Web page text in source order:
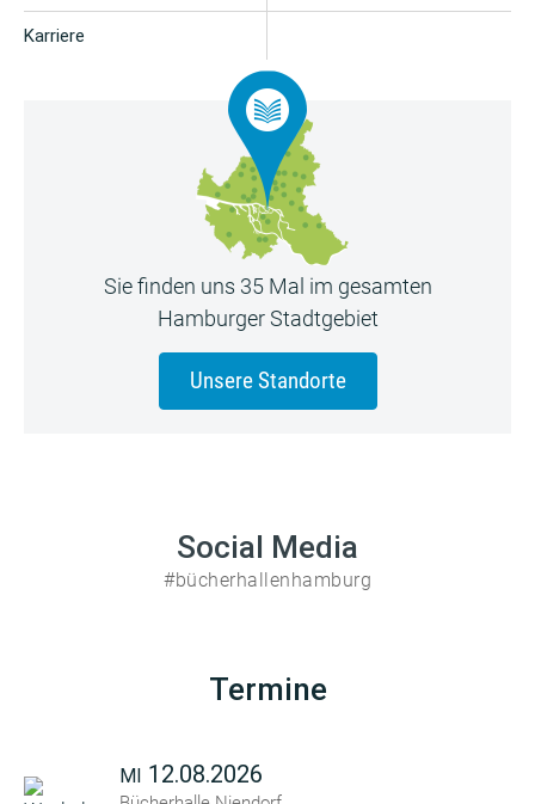
Karriere
Sie finden uns 35 Mal im gesamten
Hamburger Stadtgebiet
Unsere Standorte
Social Media
#bücherhallenhamburg
Termine
MI 12.08.2026